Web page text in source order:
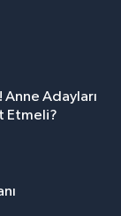
Adayları
Etmeli?